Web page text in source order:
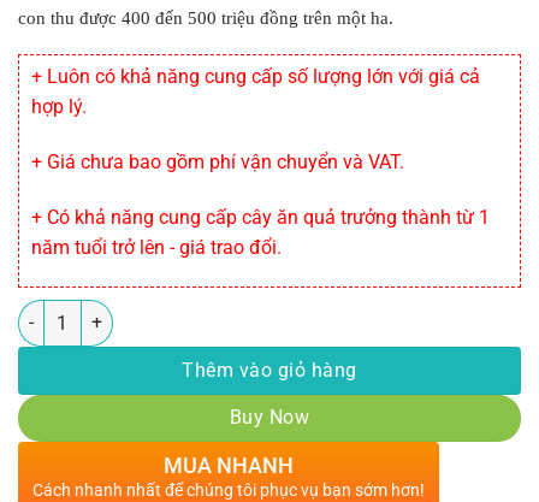
con thu được 400 đến 500 triệu đồng trên một ha.
+ Luôn có khả năng cung cấp số lượng lớn với giá cả
hợp lý.
+ Giá chưa bao gồm phí vận chuyển và VAT.
+ Có khả năng cung cấp cây ăn quả trưởng thành từ 1
năm tuổi trở lên - giá trao đổi.
Số lượng
Thêm vào giỏ hàng
Buy Now
MUA NHANH
Cách nhanh nhất để chúng tôi phục vụ bạn sớm hơn!